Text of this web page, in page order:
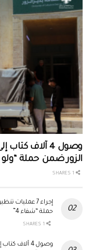
وصول 4 آلاف
الزور ضمن حملة “ولو
إجراء 7
حملة “شفاء 4”
وصول 4 آلاف